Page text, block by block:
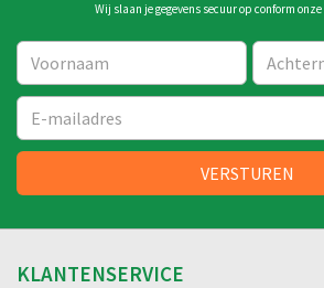
Wij slaan je gegevens secuur op conform onze
KLANTENSERVICE